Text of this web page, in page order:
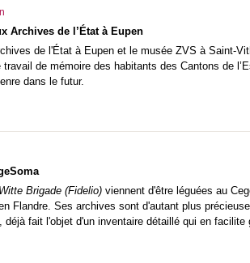
Archives de l’État à Eupen
de l'État à Eupen et le musée ZVS à Saint-
de mémoire des habitants des Cantons de
dans le futur.
Witte Brigade (Fidelio) viennent d'être léguées au
Flandre. Ses archives sont d'autant plus
fait l'objet d'un inventaire détaillé qui en facilite